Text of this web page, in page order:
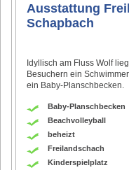
Ausstattung
Schapbach
Idyllisch am Fluss Wolf
Besuchern ein
ein Baby-Planschbecken.
Baby-Planschbecken
Beachvolleyball
beheizt
Freilandschach
Kinderspielplatz